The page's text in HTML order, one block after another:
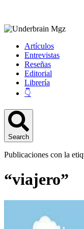
Artículos
Entrevistas
Reseñas
Editorial
Librería
👇
Search
Publicaciones con la
“viajero”